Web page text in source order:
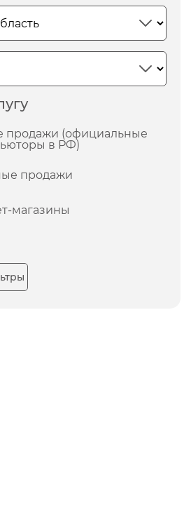
продажи (официальные
в РФ)
продажи
магазины